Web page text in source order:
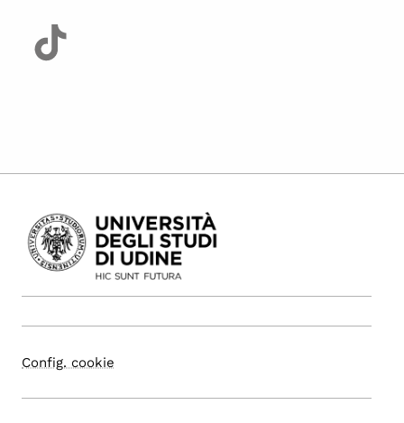
Config. cookie